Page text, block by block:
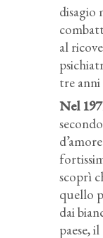
disagio
al
tre
Nel
scoprì
quello
dai
paese,